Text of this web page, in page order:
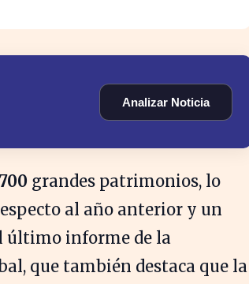
Analizar Noticia
grandes patrimonios, lo
al año anterior y un
último informe de la
que también destaca que la